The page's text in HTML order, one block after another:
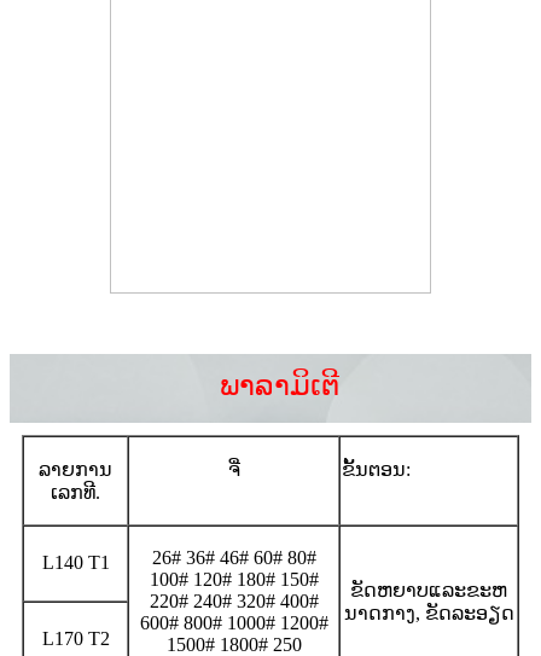
ພາລາມິເຕີ
ລາຍການ
ເລກທີ.
ຈີ່ ຂັ້ນຕອນ:
L140 T1
26# 36# 46# 60# 80#
100# 120# 180# 150#
220# 240# 320# 400#
600# 800# 1000# 1200#
1500# 1800# 250
ຂັດຫຍາບແລະຂະຫ
ນາດກາງ, ຂັດລະອຽດ
L170 T2